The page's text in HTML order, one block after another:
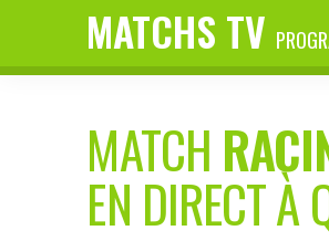
MATCHS TV
MATCH
EN DIRECT À